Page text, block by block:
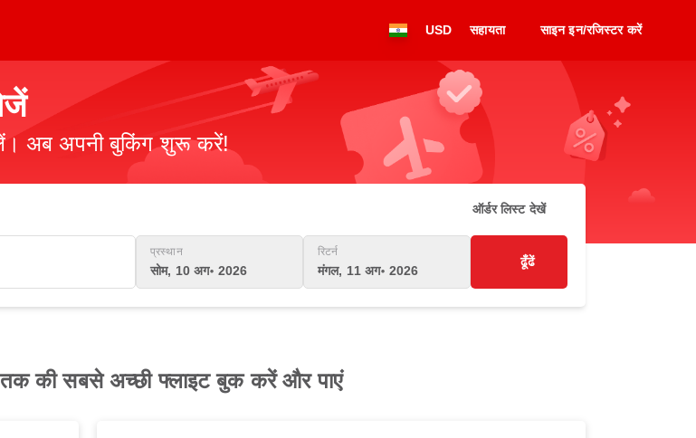
USD सहायता साइन इन/रजिस्टर करें
लें। अब अपनी बुकिंग शुरू करें!
ऑर्डर लिस्ट देखें
प्रस्थान
सोम, 10 अग॰ 2026
रिटर्न
मंगल, 11 अग॰ 2026
ढूँढें
तक की सबसे अच्छी फ्लाइट बुक करें और पाएं